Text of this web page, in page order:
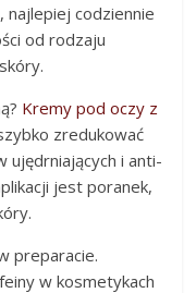
najlepiej codziennie
od rodzaju
Kremy pod oczy z
zredukować
ujędrniających i anti-
jest poranek,
preparacie.
w kosmetykach